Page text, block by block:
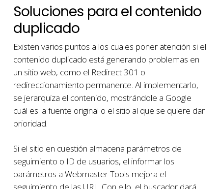
Soluciones para el contenido
duplicado
Existen varios puntos a los cuales poner atención si el
contenido duplicado está generando problemas en
un sitio web, como el Redirect 301 o
redireccionamiento permanente. Al implementarlo,
se jerarquiza el contenido, mostrándole a Google
cuál es la fuente original o el sitio al que se quiere dar
prioridad.
Si el sitio en cuestión almacena parámetros de
seguimiento o ID de usuarios, el informar los
parámetros a Webmaster Tools mejora el